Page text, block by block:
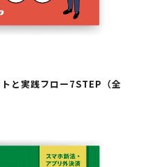
と実践フロー7STEP（全